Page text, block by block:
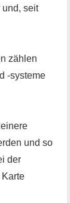
seit
zählen
-systeme
und so
der